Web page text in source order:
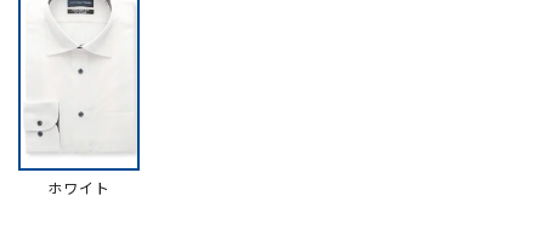
ホワイト